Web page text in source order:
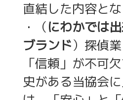
直結した内容とな
・（にわかでは
ブランド）探偵
「信頼」が不可
史がある当協会